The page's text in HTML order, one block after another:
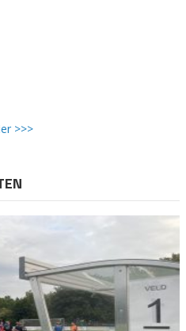
>>>